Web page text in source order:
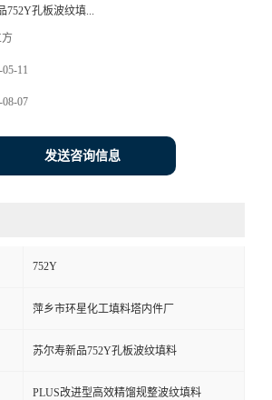
752Y孔板波纹填...
方
05-11
08-07
发送咨询信息
752Y
萍乡市环星化工填料塔内件厂
苏尔寿新品752Y孔板波纹填料
PLUS改进型高效精馏规整波纹填料